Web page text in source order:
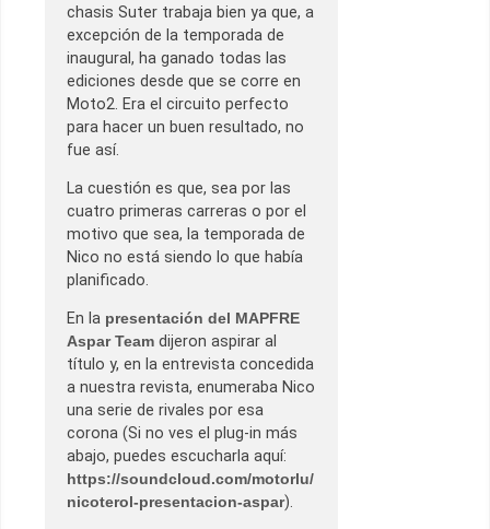
chasis Suter trabaja bien ya que, a
excepción de la temporada de
inaugural, ha ganado todas las
ediciones desde que se corre en
Moto2. Era el circuito perfecto
para hacer un buen resultado, no
fue así.
La cuestión es que, sea por las
cuatro primeras carreras o por el
motivo que sea, la temporada de
Nico no está siendo lo que había
planificado.
En la presentación del MAPFRE
Aspar Team dijeron aspirar al
título y, en la entrevista concedida
a nuestra revista, enumeraba Nico
una serie de rivales por esa
corona (Si no ves el plug-in más
abajo, puedes escucharla aquí:
https://soundcloud.com/motorlu/
nicoterol-presentacion-aspar).